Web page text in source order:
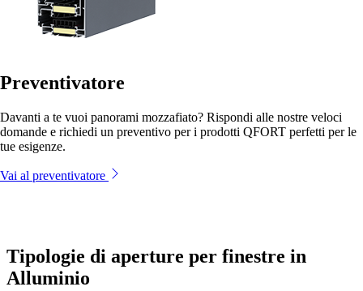
Preventivatore
Davanti a te vuoi panorami mozzafiato? Rispondi alle nostre veloci
domande e richiedi un preventivo per i prodotti QFORT perfetti per le
tue esigenze.
Vai al preventivatore
Tipologie di aperture per finestre in
Alluminio